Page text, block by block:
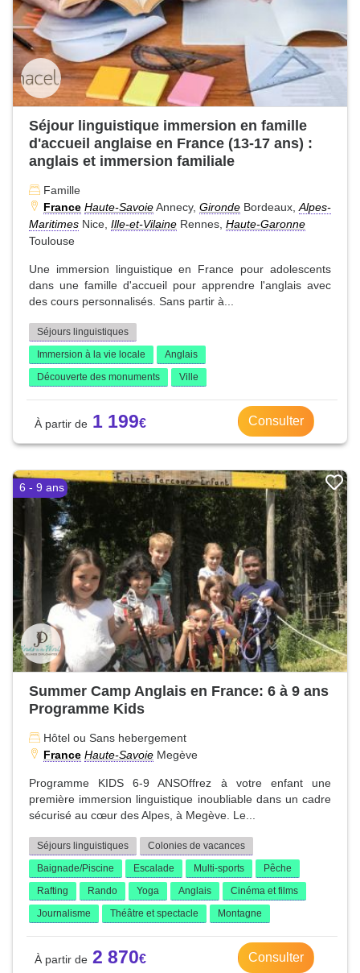
Séjour linguistique immersion en famille
d'accueil anglaise en France (13-17 ans) :
anglais et immersion familiale
Famille
France Haute-SavoieAnnecy, Gironde Bordeaux, Alpes-
Maritimes Nice, Ille-et-Vilaine Rennes, Haute-Garonne
Toulouse
Une immersion linguistique en France pour adolescents
dans une famille d'accueil pour apprendre l'anglais avec
des cours personnalisés. Sans partir à...
Séjours linguistiques
Immersion à la vie locale
Anglais
Découverte des monuments
Ville
1 199 Consulter
6 - 9 ans
Summer Camp Anglais en France: 6 à 9 ans
Programme Kids
Hôtel ou Sans hebergement
France Haute-Savoie Megève
Programme KIDS 6-9 ANSOffrez à votre enfant une
première immersion linguistique inoubliable dans un cadre
sécurisé au cœur des Alpes, à Megève. Le...
Séjours linguistiques
Colonies de vacances
Baignade/Piscine
Escalade Multi-sports
Pêche
Rafting
Rando Yoga Anglais
Cinéma et films
Journalisme
Théâtre et spectacle Montagne
2 870 Consulter